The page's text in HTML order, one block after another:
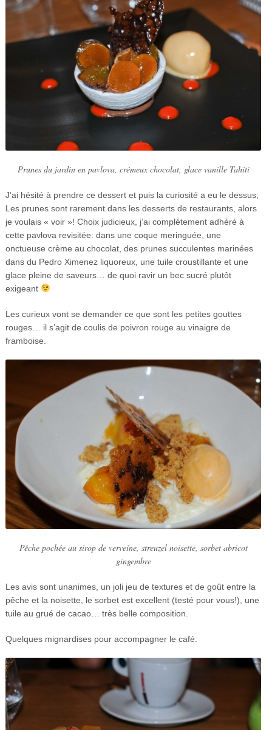
Prunes du jardin en pavlova, crémeux chocolat, glace vanille Tahiti
J’ai hésité à prendre ce dessert et puis la curiosité a eu le dessus;
Les prunes sont rarement dans les desserts de restaurants, alors
je voulais « voir »! Choix judicieux, j’ai complétement adhéré à
cette pavlova revisitée: dans une coque meringuée, une
onctueuse crème au chocolat, des prunes succulentes marinées
dans du Pedro Ximenez liquoreux, une tuile croustillante et une
glace pleine de saveurs… de quoi ravir un bec sucré plutôt
exigeant
Les curieux vont se demander ce que sont les petites gouttes
rouges… il s’agit de coulis de poivron rouge au vinaigre de
framboise.
Pêche pochée au sirop de verveine, streuzel noisette, sorbet abricot
gingembre
Les avis sont unanimes, un joli jeu de textures et de goût entre la
pêche et la noisette, le sorbet est excellent (testé pour vous!), une
tuile au grué de cacao… très belle composition.
Quelques mignardises pour accompagner le café: